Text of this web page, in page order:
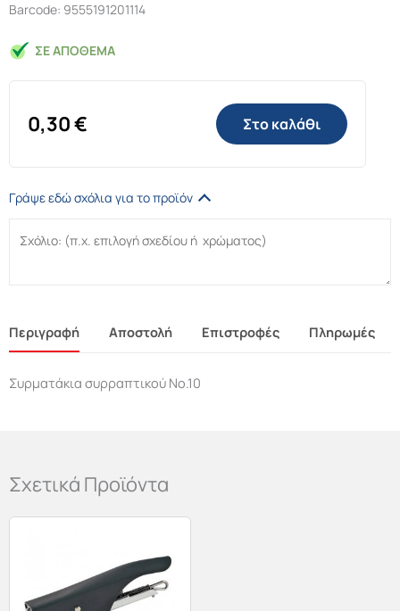
Barcode: 9555191201114
ΣΕ ΑΠΌΘΕΜΑ
0,30€ Στο καλάθι
Γράψε εδώ σχόλια για το προϊόν
Περιγραφή Αποστολή Επιστροφές Πληρωμές
Συρματάκια συρραπτικού Νο.10
Σχετικά Προϊόντα